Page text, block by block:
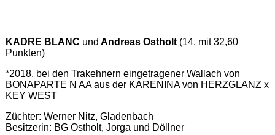
KADRE BLANC und Andreas Ostholt(14. mit 32,60
Punkten)
*2018, bei den Trakehnern eingetragener Wallach von
BONAPARTE N AA aus der KARENINA von HERZGLANZ x
KEY WEST
Züchter: Werner Nitz, Gladenbach
Besitzerin: BG Ostholt, Jorga und Döllner